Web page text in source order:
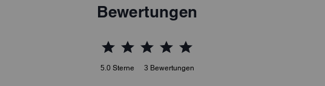
Bewertungen
5.0 Sterne 3 Bewertungen